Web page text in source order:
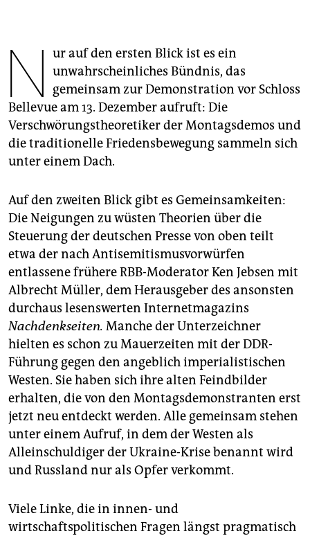
abo
genossenschaft
epaper login
N ur auf den ersten Blick ist es ein
unwahrscheinliches Bündnis, das
gemeinsam zur Demonstration vor Schloss
Bellevue am 13. Dezember aufruft: Die
Verschwörungstheoretiker der Montagsdemos und
die traditionelle Friedensbewegung sammeln sich
unter einem Dach.
Auf den zweiten Blick gibt es Gemeinsamkeiten:
Die Neigungen zu wüsten Theorien über die
Steuerung der deutschen Presse von oben teilt
etwa der nach Antisemitismusvorwürfen
entlassene frühere RBB-Moderator Ken Jebsen mit
Albrecht Müller, dem Herausgeber des ansonsten
durchaus lesenswerten Internetmagazins
Nachdenkseiten. Manche der Unterzeichner
hielten es schon zu Mauerzeiten mit der DDR-
Führung gegen den angeblich imperialistischen
Westen. Sie haben sich ihre alten Feindbilder
erhalten, die von den Montagsdemonstranten erst
jetzt neu entdeckt werden. Alle gemeinsam stehen
unter einem Aufruf, in dem der Westen als
Alleinschuldiger der Ukraine-Krise benannt wird
und Russland nur als Opfer verkommt.
Viele Linke, die in innen- und
wirtschaftspolitischen Fragen längst pragmatisch